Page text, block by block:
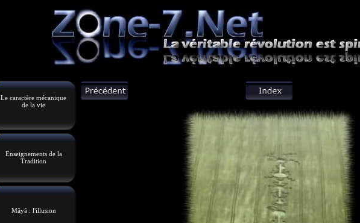
Le caractère mécanique
de la vie
Enseignements de la
Tradition
Mâyâ : l'illusion